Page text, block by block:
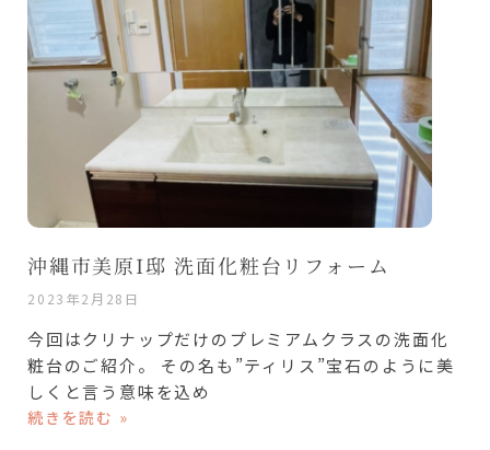
沖縄市美原I邸 洗面化粧台リフォーム
2023年2月28日
今回はクリナップだけのプレミアムクラスの洗面化
粧台のご紹介。 その名も”ティリス”宝石のように美
しくと言う意味を込め
続きを読む »